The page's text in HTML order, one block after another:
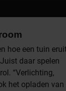
hoe een tuin
daar spelen
“Verlichting,
het opladen van